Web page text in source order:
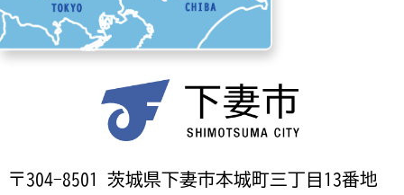
〒304-8501 茨城県下妻市本城町三丁目13番地